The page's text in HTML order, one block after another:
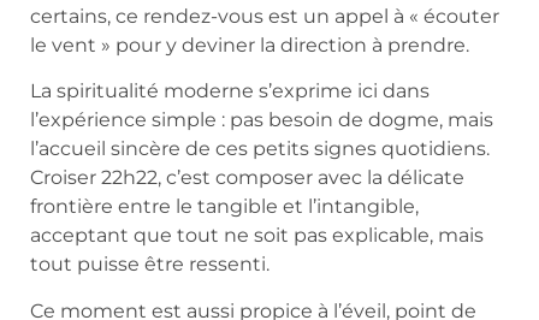
certains, ce rendez-vous est un appel à « écouter
le vent » pour y deviner la direction à prendre.
La spiritualité moderne s’exprime ici dans
l’expérience simple : pas besoin de dogme, mais
l’accueil sincère de ces petits signes quotidiens.
Croiser 22h22, c’est composer avec la délicate
frontière entre le tangible et l’intangible,
acceptant que tout ne soit pas explicable, mais
tout puisse être ressenti.
Ce moment est aussi propice à l’éveil, point de